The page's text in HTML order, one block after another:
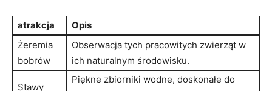
atrakcja
Opis
Żeremia
bobrów
Obserwacja tych pracowitych zwierząt w
ich naturalnym środowisku.
Stawy
Piękne zbiorniki wodne, doskonałe do